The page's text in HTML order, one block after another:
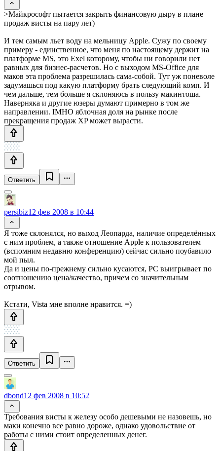
>Майкрософт пытается закрыть финансовую дыру в плане
продаж висты на пару лет)
И тем самым льет воду на мельницу Apple. Сужу по своему
примеру - единственное, что меня по настоящему держит на
платформе MS, это Exel которому, чтобы ни говорили нет
равных для бизнес-расчетов. Но с выходом MS-Office для
маков эта проблема разрешилась сама-собой. Тут уж поневоле
задумашься под какую платформу брать следующий комп. И
чем дальше, тем больше я склоняюсь в пользу макинтоша.
Наверняка и другие юзеры думают примерно в том же
направлении. IMHO яблочная доля на рынке после
прекращения продаж XP может вырасти.
Ответить
persibiz12 фев 2008 в 10:44
Я тоже склонялся, но выход Леопарда, наличие определённых
с ним проблем, а также отношение Apple к пользователем
(вспомним недавню конференцию) сейчас сильно поубавило
мой пыл.
Да и цены по-прежнему сильно кусаются, PC выигрывает по
соотношению цена/качество, причем со значительным
отрывом.
Кстати, Vista мне вполне нравится. =)
Ответить
dbond12 фев 2008 в 10:52
Требования висты к железу особо дешевыми не назовешь, но
маки конечно все равно дороже, однако удовольствие от
работы с ними стоит определенных денег.